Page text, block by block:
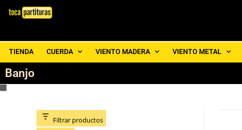
TIENDA CUERDA VIENTO MADERA VIENTO METAL
Banjo
Filtrar productos